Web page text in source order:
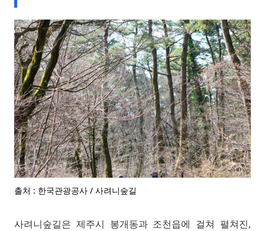
출처 : 한국관광공사 / 사려니숲길
사려니숲길은 제주시 봉개동과 조천읍에 걸쳐 펼쳐진,